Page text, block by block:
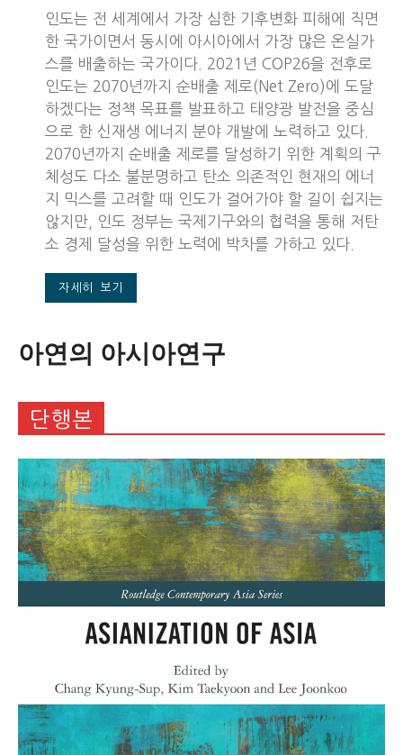
구독 신청
개인정보 동의Privacy Policy.
인도는 전 세계에서 가장 심한 기후변화 피해에 직면
한 국가이면서 동시에 아시아에서 가장 많은 온실가
스를 배출하는 국가이다. 2021년 COP26을 전후로
인도는 2070년까지 순배출 제로(Net Zero)에 도달
하겠다는 정책 목표를 발표하고 태양광 발전을 중심
으로 한 신재생 에너지 분야 개발에 노력하고 있다.
2070년까지 순배출 제로를 달성하기 위한 계획의 구
체성도 다소 불분명하고 탄소 의존적인 현재의 에너
지 믹스를 고려할 때 인도가 걸어가야 할 길이 쉽지는
않지만, 인도 정부는 국제기구와의 협력을 통해 저탄
소 경제 달성을 위한 노력에 박차를 가하고 있다.
자세히 보기
아연의 아시아연구
단행본